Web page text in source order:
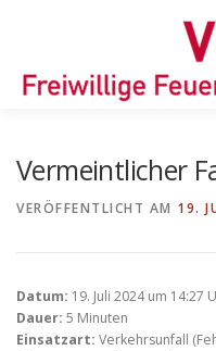
KINDER-/
Vermeintlicher
VERÖFFENTLICHT AM 19.
Datum: 19. Juli 2024 um 14:27
Dauer: 5 Minuten
Einsatzart: Verkehrsunfall